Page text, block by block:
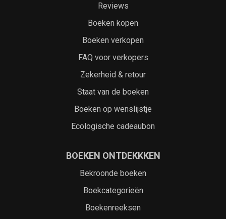
Reviews
Boeken kopen
Boeken verkopen
FAQ voor verkopers
Zekerheid & retour
Staat van de boeken
Boeken op wenslijstje
Ecologische cadeaubon
BOEKEN ONTDEKKKEN
Bekroonde boeken
Boekcategorieën
Boekenreeksen